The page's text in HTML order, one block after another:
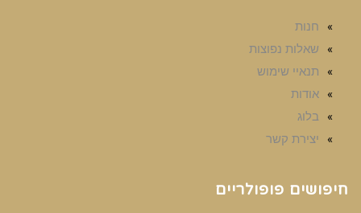
חנות
שאלות נפוצות
תנאיי שימוש
אודות
בלוג
יצירת קשר
חיפושים פופולריים